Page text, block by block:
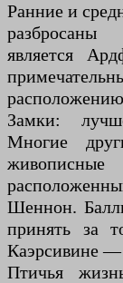
Ранние и
является
Замки:
Многие
Шеннон.
принять за
Каэрсивине —
Птичья